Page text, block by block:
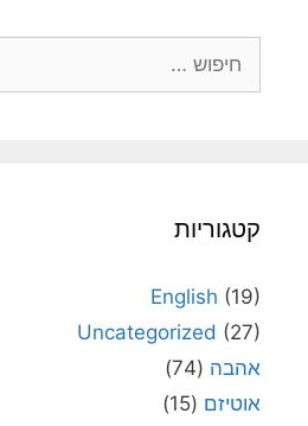
קטגוריות
English (19)
Uncategorized (27)
אהבה (74)
אוטיזם (15)